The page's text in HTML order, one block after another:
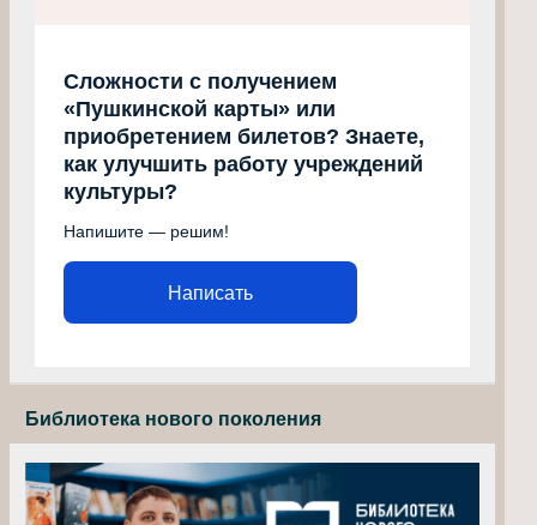
Сложности с получением
«Пушкинской карты» или
приобретением билетов? Знаете,
как улучшить работу учреждений
культуры?
Напишите — решим!
Написать
Библиотека нового поколения